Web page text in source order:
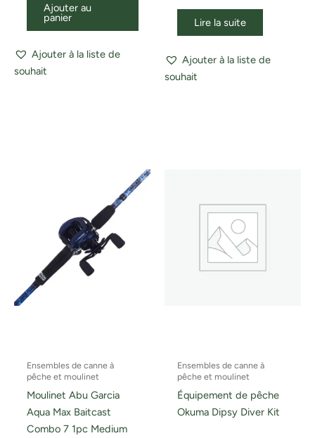
Ajouter au
panier
Ajouter à la liste de
souhait
Lire la suite
Ajouter à la liste de
souhait
Ensembles de canne à
pêche et moulinet
Moulinet Abu Garcia
Aqua Max Baitcast
Combo 7 1pc Medium
Ensembles de canne à
pêche et moulinet
Équipement de pêche
Okuma Dipsy Diver Kit